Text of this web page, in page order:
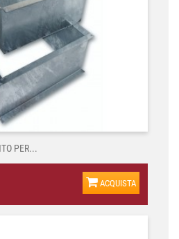
PER...
ACQUISTA